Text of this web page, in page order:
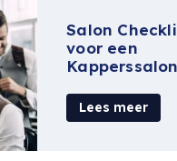
Salon
voor een
Kapperssalon
Lees meer